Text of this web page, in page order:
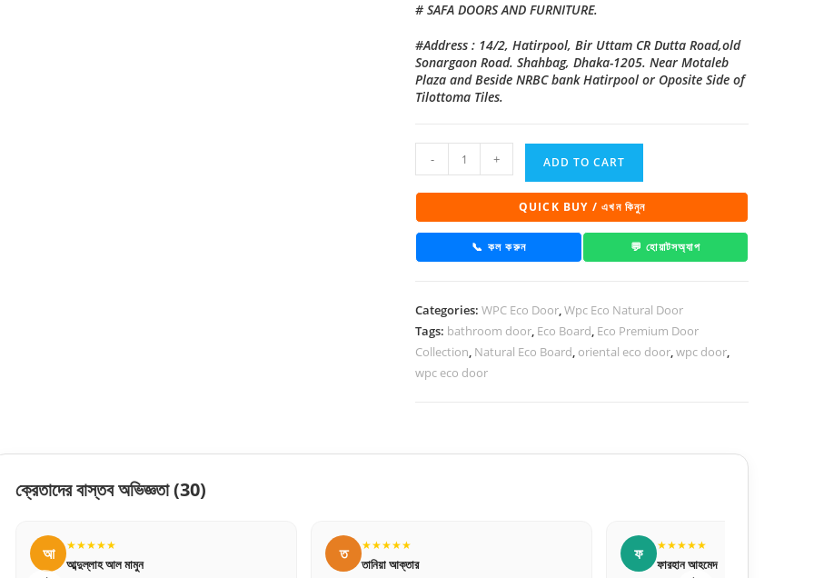
# SAFA DOORS AND FURNITURE.
#Address : 14/2, Hatirpool, Bir Uttam CR Dutta Road,old
Sonargaon Road. Shahbag, Dhaka-1205. Near Motaleb
Plaza and Beside NRBC bank Hatirpool or Oposite Side of
Tilottoma Tiles.
Natural
Bathroom
Door
CDD
|
Coffee
Color
Raw
- + ADD TO CART
QUICK BUY / এখন কিনুন
📞 কল করুন 💬 হোয়াটসঅ্যাপ
Categories:WPC Eco Door,Wpc Eco Natural Door
Tags: bathroom door, Eco Board, Eco Premium Door
Collection, Natural Eco Board, oriental eco door,wpc door,
wpc eco door
ক্রেতাদের বাস্তব অভিজ্ঞতা(30)
ত
তানিয়া আক্তার
ফ শ
শফিক আহমেদ